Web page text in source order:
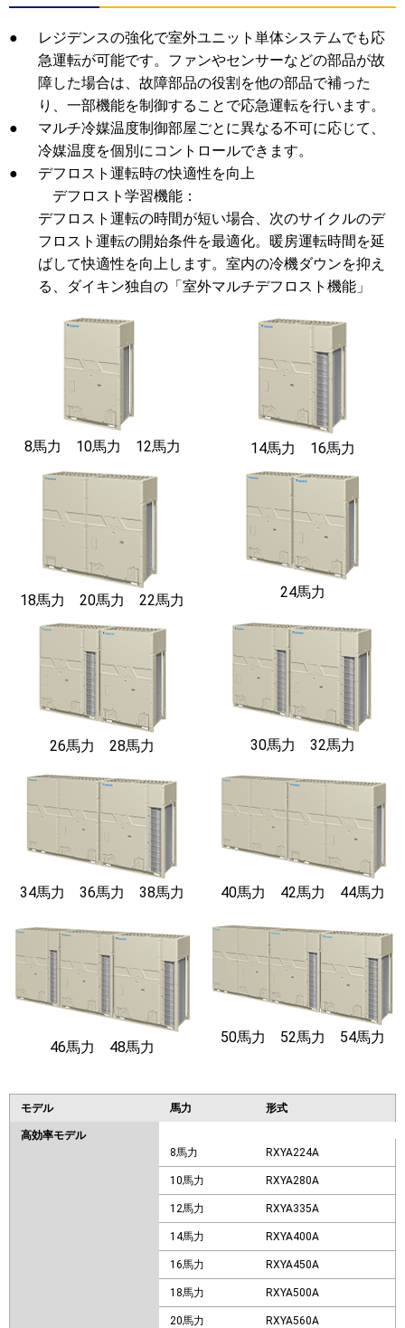
●
レジデンスの強化で室外ユニット単体システムでも応
急運転が可能です。ファンやセンサーなどの部品が故
障した場合は、故障部品の役割を他の部品で補った
り、一部機能を制御することで応急運転を行います。
●
マルチ冷媒温度制御部屋ごとに異なる不可に応じて、
冷媒温度を個別にコントロールできます。
●
デフロスト運転時の快適性を向上
デフロスト学習機能：
デフロスト運転の時間が短い場合、次のサイクルのデ
フロスト運転の開始条件を最適化。暖房運転時間を延
ばして快適性を向上します。室内の冷機ダウンを抑え
る、ダイキン独自の「室外マルチデフロスト機能」
8馬力 10馬力 12馬力 14馬力 16馬力
18馬力 20馬力 22馬力 24馬力
26馬力 28馬力 30馬力 32馬力
34馬力 36馬力 38馬力 40馬力 42馬力 44馬力
46馬力 48馬力
50馬力 52馬力 54馬力
モデル 馬力 形式
高効率モデル
8馬力
RXYA224A
10馬力 RXYA280A
12馬力 RXYA335A
14馬力 RXYA400A
16馬力 RXYA450A
18馬力 RXYA500A
20馬力 RXYA560A